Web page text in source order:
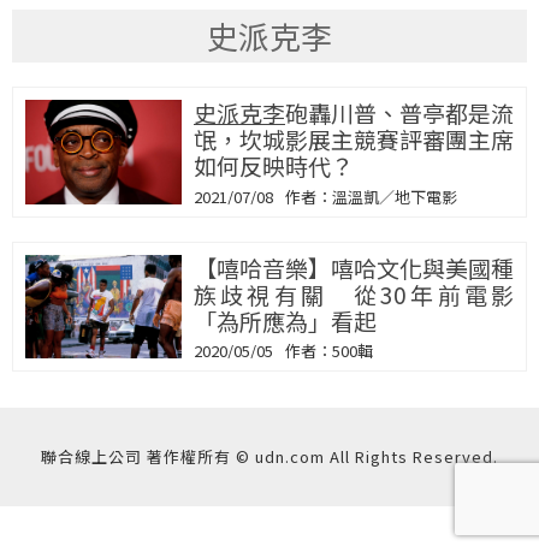
史派克李
史派克李砲轟川普、普亭都是流
氓，坎城影展主競賽評審團主席
如何反映時代？
2021/07/08 溫溫凱／地下電影
【嘻哈音樂】嘻哈文化與美國種
族歧視有關 從30年前電影
「為所應為」看起
2020/05/05 500輯
聯合線上公司 著作權所有 © udn.com All Rights Reserved.